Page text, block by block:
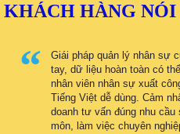
KHÁCH HÀNG
Giái pháp quản lý nhân sự
tay, dữ liệu hoàn toàn có
nhân viên nhân sự xuất
Tiếng Việt dễ dùng. Cảm
doanh tư vấn đúng nhu
môn, làm việc chuyên